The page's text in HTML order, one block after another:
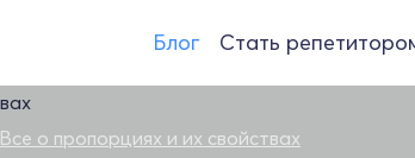
Блог Стать
Все о пропорциях и их свойствах